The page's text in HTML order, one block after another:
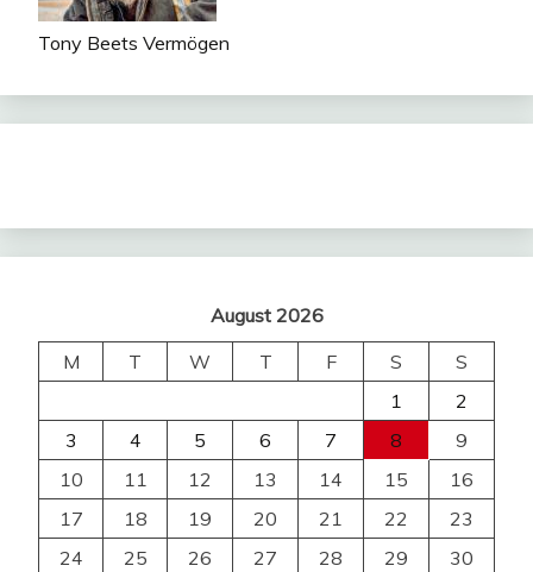
Tony Beets Vermögen
August 2026
M
T W T F S
S
1
2
3
4 5 6 7 8
9
10
11 12 13 14 15
16
17
18 19 20 21 22
23
24
25 26 27 28 29 30